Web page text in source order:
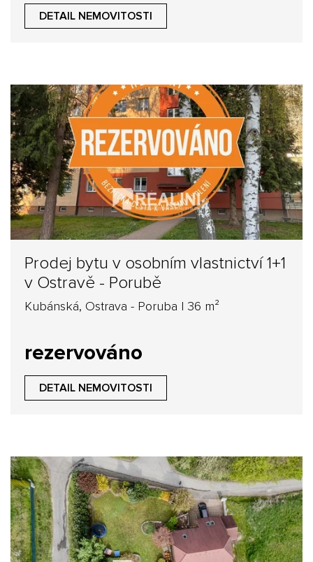
DETAIL NEMOVITOSTI
Prodej bytu v osobním vlastnictví 1+1
v Ostravě - Porubě
Kubánská, Ostrava - Poruba | 36 m²
rezervováno
DETAIL NEMOVITOSTI